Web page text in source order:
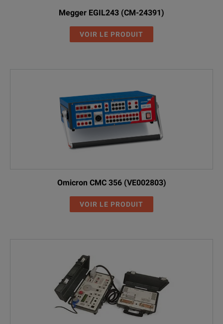
Megger EGIL243 (CM-24391)
VOIR LE PRODUIT
Omicron CMC 356 (VE002803)
VOIR LE PRODUIT